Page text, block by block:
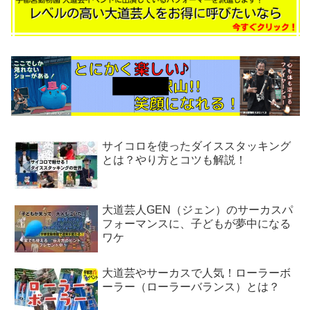
サイコロを使ったダイススタッキング
とは？やり方とコツも解説！
大道芸人GEN（ジェン）のサーカスパ
フォーマンスに、子どもが夢中になる
ワケ
大道芸やサーカスで人気！ローラーボ
ーラー（ローラーバランス）とは？